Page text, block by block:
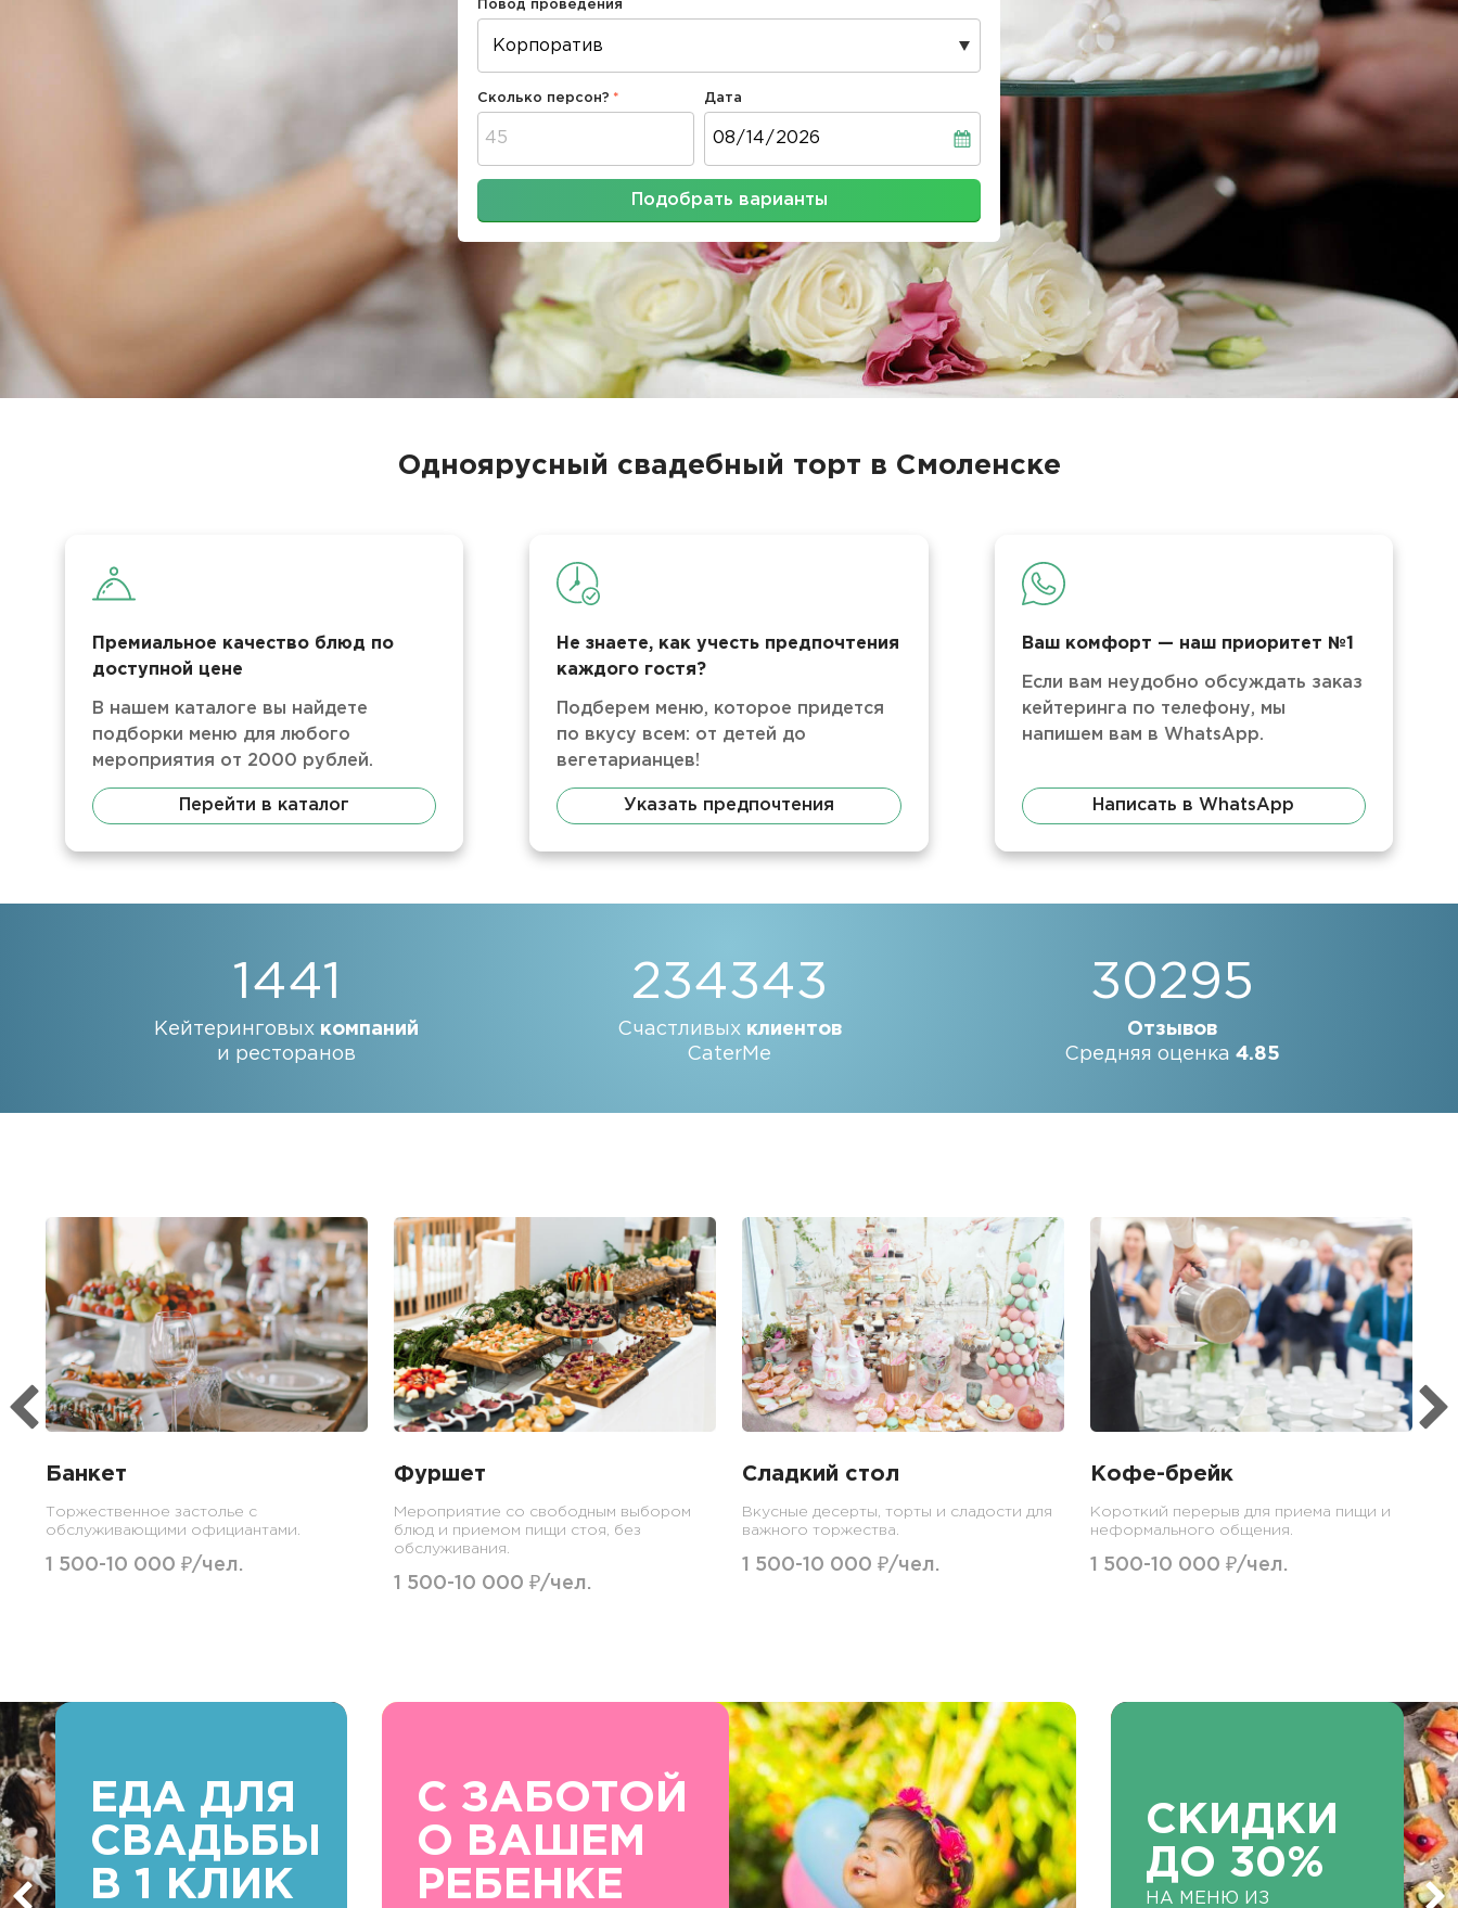
Повод проведения
Сколько персон? Дата
Подобрать варианты
Одноярусный свадебный торт в Смоленске
Премиальное качество блюд по
доступной цене
В нашем каталоге вы найдете
подборки меню для любого
мероприятия от 2000 рублей.
Перейти в каталог
Не знаете, как учесть предпочтения
каждого гостя?
Подберем меню, которое придется
по вкусу всем: от детей до
вегетарианцев!
Указать предпочтения
Ваш комфорт — наш приоритет №1
Если вам неудобно обсуждать заказ
кейтеринга по телефону, мы
напишем вам в WhatsApp.
Написать в WhatsApp
1441
Кейтеринговых компаний
и ресторанов
234343
Счастливых клиентов
CaterMe
30295
Отзывов
Средняя оценка 4.85
Банкет
Торжественное застолье с
обслуживающими официантами.
1 500-10 000 ₽/чел.
Фуршет
Мероприятие со свободным выбором
блюд и приемом пищи стоя, без
обслуживания.
1 500-10 000 ₽/чел.
Сладкий стол
Вкусные десерты, торты и сладости для
важного торжества.
1 500-10 000 ₽/чел.
Кофе-брейк
Короткий перерыв для приема пищи и
неформального общения.
1 500-10 000 ₽/чел.
ЕДА ДЛЯ
СВАДЬБЫ
В 1 КЛИК
С ЗАБОТОЙ
О ВАШЕМ
РЕБЕНКЕ
СКИДКИ
ДО 30%
НА МЕНЮ ИЗ